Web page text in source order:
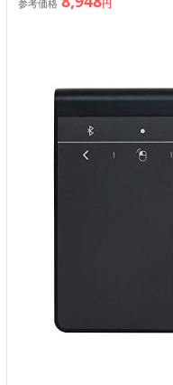
参考価格 円